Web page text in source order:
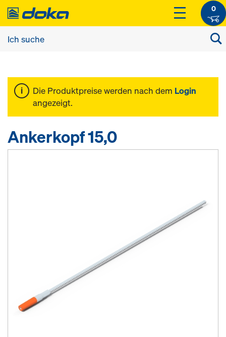
0
Die Produktpreise werden nach dem Login
angezeigt.
Ankerkopf 15,0